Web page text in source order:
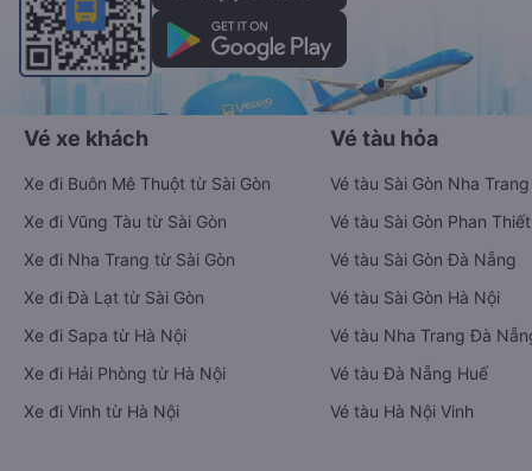
Vé xe khách
Xe đi Buôn Mê Thuột từ Sài Gòn
Xe đi Vũng Tàu từ Sài Gòn
Xe đi Nha Trang từ Sài Gòn
Xe đi Đà Lạt từ Sài Gòn
Xe đi Sapa từ Hà Nội
Xe đi Hải Phòng từ Hà Nội
Xe đi Vinh từ Hà Nội
Vé tàu hỏa
Vé tàu Sài Gòn Nha Trang
Vé tàu Sài Gòn Phan Thiết
Vé tàu Sài Gòn Đà Nẵng
Vé tàu Sài Gòn Hà Nội
Vé tàu Nha Trang Đà
Vé tàu Đà Nẵng Huế
Vé tàu Hà Nội Vinh